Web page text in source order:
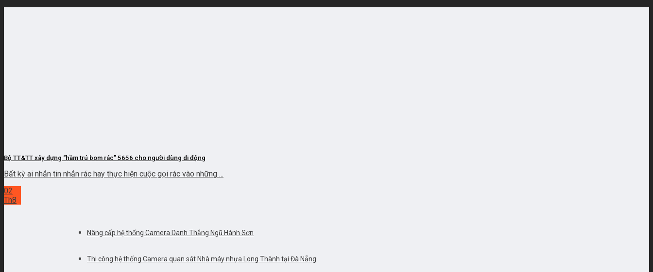
Bộ TT&TT xây dựng “hầm trú bom rác” 5656 cho người dùng di động
Bất kỳ ai nhắn tin nhắn rác hay thực hiện cuộc gọi rác vào những ...
02
Th8
Nâng cấp hệ thống Camera Danh Thắng Ngũ Hành Sơn
Thi công hệ thống Camera quan sát Nhà máy nhựa Long Thành tại Đà Nẵng